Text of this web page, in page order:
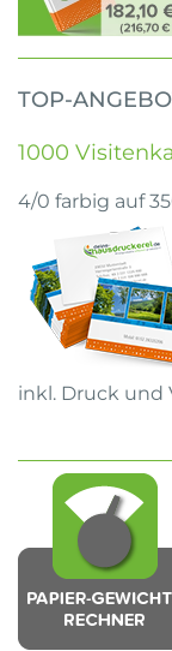
TOP-
1000
4/0 farbig auf
inkl. Druck und